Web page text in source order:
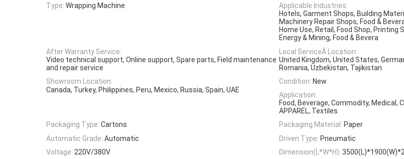
Type: Wrapping Machine
Applicable Industries:
Hotels, Garment Shops, Building
Machinery Repair Shops, Food &
Home Use, Retail, Food Shop,
Energy & Mining, Food & Bevera
After Warranty Service:
Video technical support, Online support, Spare parts, Field maintenance
and repair service
Local ServiceÂ Location:
United Kingdom, United States,
Romania, Uzbekistan, Tajikistan
Showroom Location:
Canada, Turkey, Philippines, Peru, Mexico, Russia, Spain, UAE
Condition: New
Application:
Food, Beverage, Commodity, Medical,
APPAREL, Textiles
Packaging Type: Cartons Packaging Material: Paper
Automatic Grade: Automatic Driven Type: Pneumatic
Voltage: 220V/380V Dimension(L*W*H):